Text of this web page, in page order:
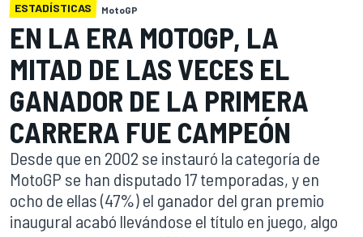
ESTADÍSTICAS MotoGP
EN LA ERA MOTOGP, LA
MITAD DE LAS VECES EL
GANADOR DE LA PRIMERA
CARRERA FUE CAMPEÓN
Desde que en 2002 se instauró la categoría de
MotoGP se han disputado 17 temporadas, y en
ocho de ellas (47%) el ganador del gran premio
inaugural acabó llevándose el título en juego, algo